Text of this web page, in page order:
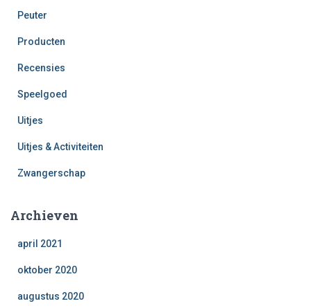
Peuter
Producten
Recensies
Speelgoed
Uitjes
Uitjes & Activiteiten
Zwangerschap
Archieven
april 2021
oktober 2020
augustus 2020